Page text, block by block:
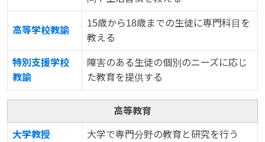
高等学校教諭
15歳から18歳までの生徒に専門科目を
教える
特別支援学校
教諭
障害のある生徒の個別のニーズに応じ
た教育を提供する
高等教育
大学教授 大学で専門分野の教育と研究を行う